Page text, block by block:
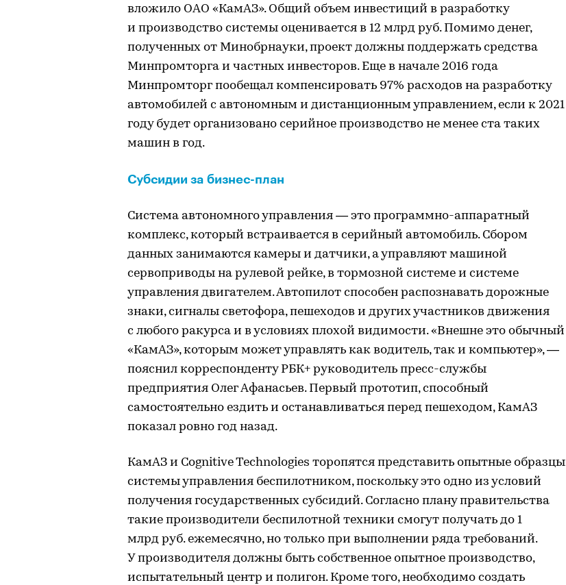
вложило ОАО «КамАЗ». Общий объем инвестиций в разработку
и производство системы оценивается в 12 млрд руб. Помимо денег,
полученных от Минобрнауки, проект должны поддержать средства
Минпромторга и частных инвесторов. Еще в начале 2016 года
Минпромторг пообещал компенсировать 97% расходов на разработку
автомобилей с автономным и дистанционным управлением, если к 2021
году будет организовано серийное производство не менее ста таких
машин в год.
Субсидии за бизнес-план
Система автономного управления — это программно-аппаратный
комплекс, который встраивается в серийный автомобиль. Сбором
данных занимаются камеры и датчики, а управляют машиной
сервоприводы на рулевой рейке, в тормозной системе и системе
управления двигателем. Автопилот способен распознавать дорожные
знаки, сигналы светофора, пешеходов и других участников движения
с любого ракурса и в условиях плохой видимости. «Внешне это обычный
«КамАЗ», которым может управлять как водитель, так и компьютер», —
пояснил корреспонденту РБК+ руководитель пресс-службы
предприятия Олег Афанасьев. Первый прототип, способный
самостоятельно ездить и останавливаться перед пешеходом, КамАЗ
показал ровно год назад.
КамАЗ и Cognitive Technologies торопятся представить опытные образцы
системы управления беспилотником, поскольку это одно из условий
получения государственных субсидий. Согласно плану правительства
такие производители беспилотной техники смогут получать до 1
млрд руб. ежемесячно, но только при выполнении ряда требований.
У производителя должны быть собственное опытное производство,
испытательный центр и полигон. Кроме того, необходимо создать